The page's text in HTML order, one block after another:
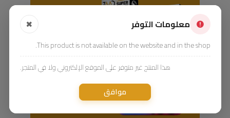
معلومات التوفر
This product is not available on the website and in the shop.
هذا المنتج غير متوفر على الموقع الإلكتروني ولا في المتجر.
موافق